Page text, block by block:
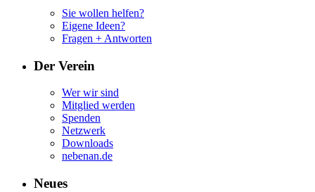
Sie wollen helfen?
Eigene Ideen?
Fragen + Antworten
Der Verein
Wer wir sind
Mitglied werden
Spenden
Netzwerk
Downloads
nebenan.de
Neues